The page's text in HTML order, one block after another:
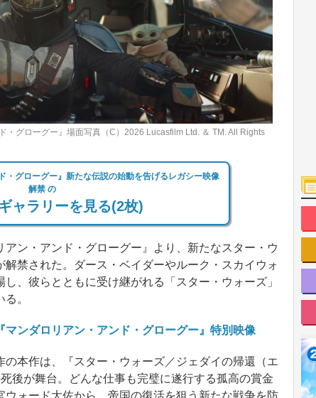
・グローグー』場面写真（C）2026 Lucasfilm Ltd. ＆ TM. All Rights
・グローグー』新たな伝説の始動を告げるレガシー映像
解禁 の
ャラリーを見る(2枚)
ン・アンド・グローグー』より、新たなスター・ウ
禁された。ダース・ベイダーやルーク・スカイウォ
、彼らとともに受け継がれる「スター・ウォーズ」
。
ンダロリアン・アンド・グローグー』特別映像
本作は、『スター・ウォーズ／ジェダイの帰還（エ
後が舞台。どんな仕事も完璧に遂行する孤高の賞金
ォード大佐から、帝国の復活を狙う新たな戦争を防